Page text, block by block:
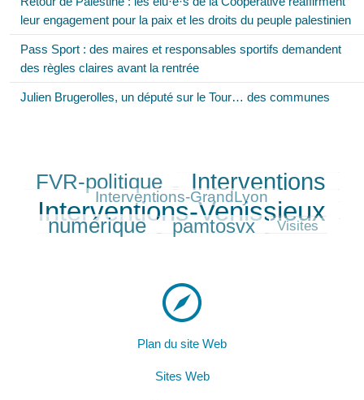
leur engagement pour la paix et les droits du peuple palestinien
Pass Sport : des maires et responsables sportifs demandent
des règles claires avant la rentrée
Julien Brugerolles, un député sur le Tour… des communes
243/371
FVR-politique
317/371 Interventions
119/371
Interventions-GrandLyon
Interventions-Venissieux
258/371
numérique
231/371 pamtosvx
53/371 Visites
Plan du site Web
Sites Web